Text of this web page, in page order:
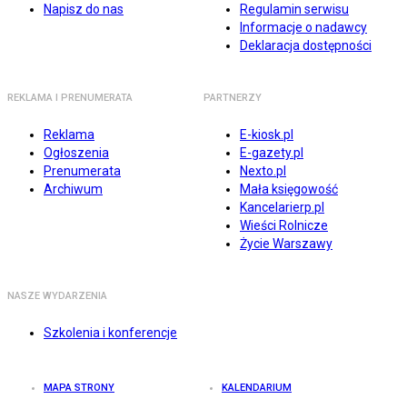
Napisz do nas
Regulamin serwisu
Informacje o nadawcy
Deklaracja dostępności
REKLAMA I PRENUMERATA
Reklama
Ogłoszenia
Prenumerata
Archiwum
PARTNERZY
E-kiosk.pl
E-gazety.pl
Nexto.pl
Mała księgowość
Kancelarierp.pl
Wieści Rolnicze
Życie Warszawy
NASZE WYDARZENIA
Szkolenia i konferencje
MAPA STRONY KALENDARIUM